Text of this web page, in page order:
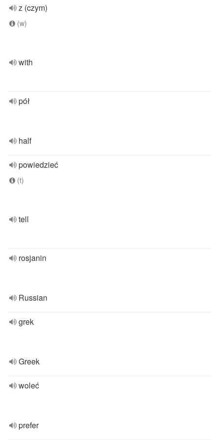
z (czym)
(w)
with
pół
half
powiedzieć
(t)
tell
rosjanin
Russian
grek
Greek
woleć
prefer